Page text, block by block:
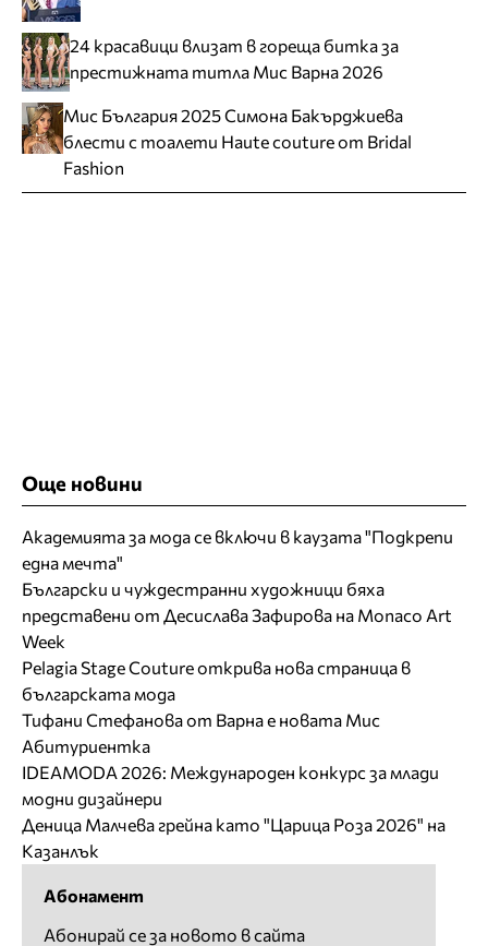
24 красавици влизат в гореща битка за
престижната титла Мис Варна 2026
Мис България 2025 Симона Бакърджиева
блести с тоалети Haute couture от Bridal
Fashion
Още новини
Академията за мода се включи в каузата "Подкрепи
една мечта"
Български и чуждестранни художници бяха
представени от Десислава Зафирова на Monaco Art
Week
Pelagia Stage Couture открива нова страница в
българската мода
Тифани Стефанова от Варна е новата Мис
Абитуриентка
IDEAMODA 2026: Международен конкурс за млади
модни дизайнери
Деница Малчева грейна като "Царица Роза 2026" на
Казанлък
Абонамент
Абонирай се за новото в сайта